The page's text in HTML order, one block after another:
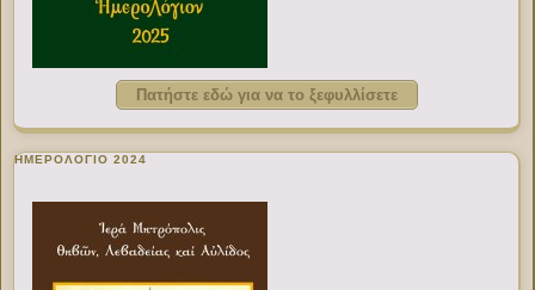
Πατήστε εδώ για να το ξεφυλλίσετε
ΗΜΕΡΟΛΟΓΙΟ 2024